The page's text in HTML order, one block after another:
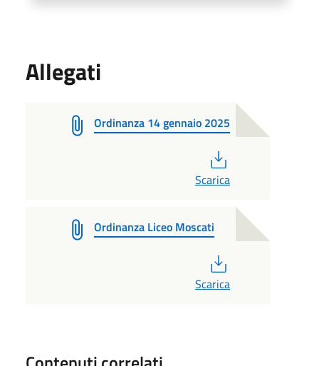
Allegati
Ordinanza 14 gennaio 2025
Scarica
Ordinanza Liceo Moscati
Scarica